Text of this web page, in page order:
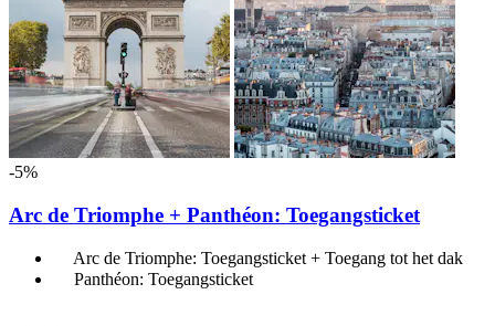
-5%
Arc de Triomphe + Panthéon: Toegangsticket
Arc de Triomphe: Toegangsticket + Toegang tot het dak
Panthéon: Toegangsticket